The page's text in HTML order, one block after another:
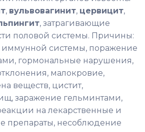
, вульвовагинит, цервицит,
, затрагивающие
половой системы. Причины:
иммунной системы, поражение
гормональные нарушения,
малокровие,
веществ, цистит,
заражение гельминтами,
на лекарственные и
препараты, несоблюдение